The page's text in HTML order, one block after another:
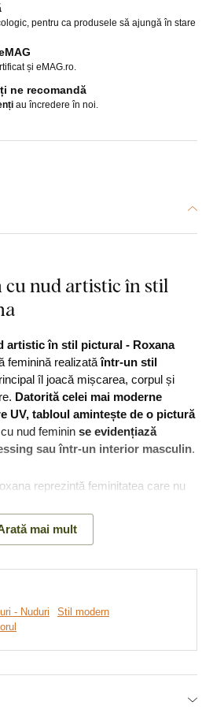
pentru ca produsele să ajungă în stare
și eMAG.ro.
ne recomandă
au încredere în noi.
cu nud artistic în stil
artistic în stil pictural - Roxana
feminină realizatăîntr-un stil
îl joacă mișcarea, corpul și
Datorită celei mai moderne
UV, tabloul amintește de o pictură
nud feminin se evidențiază
sau într-un interior masculin.
reprezintă feminitatea care nu
temperamentul și puterea
mai mult
- Nuduri
Stil modern